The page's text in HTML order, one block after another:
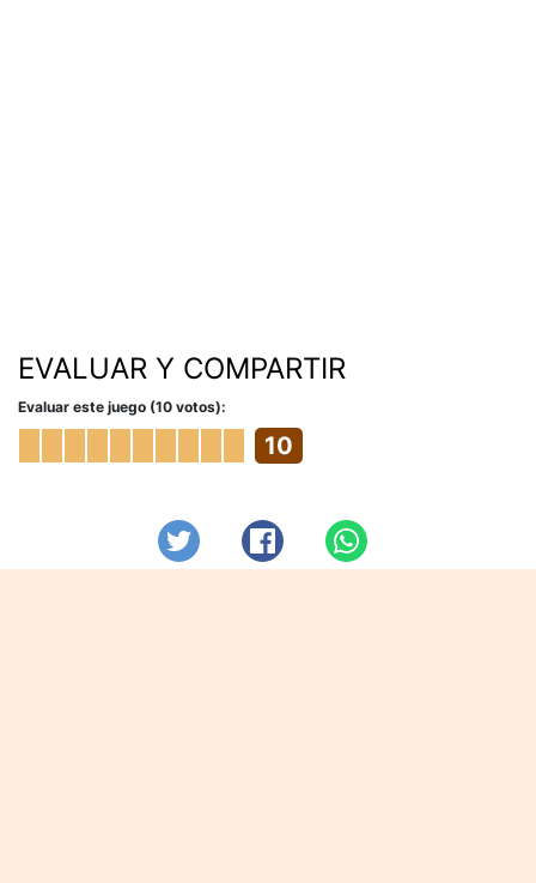
EVALUAR Y COMPARTIR
Evaluar este juego (10 votos):
10